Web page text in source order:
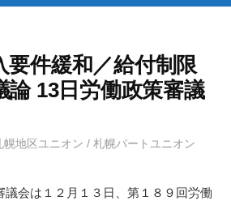
要件緩和／給付制限
論 13日労働政策審議
幌地区ユニオン / 札幌パートユニオン
議会は１２月１３日、第１８９回労働